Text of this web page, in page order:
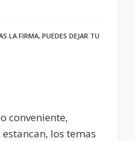
LA FIRMA, PUEDES DEJAR TU
conveniente,
los temas